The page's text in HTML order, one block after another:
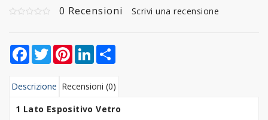
0 Recensioni Scrivi una recensione
Facebook
TwitterPinterestLinkedIn
Descrizione Recensioni (0)
1 Lato EspositivoVetro